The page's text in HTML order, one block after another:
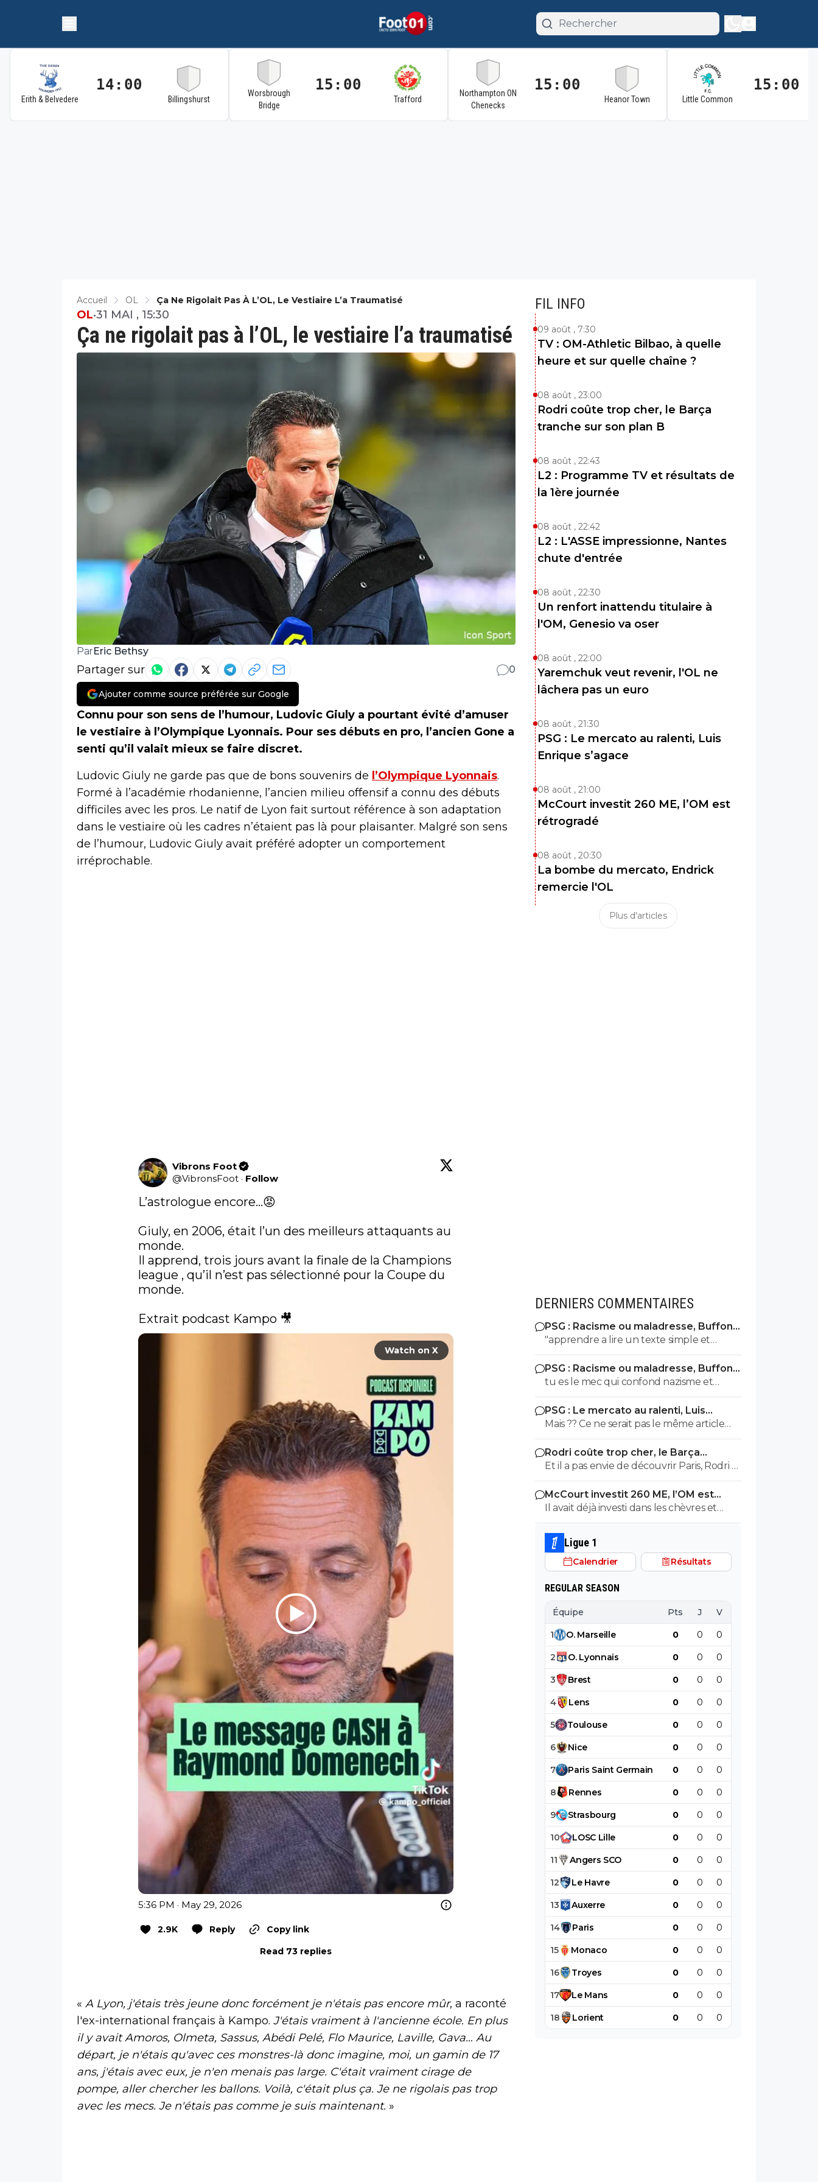
Erith & Belvedere
14:00
Billingshurst
Worsbrough
Bridge
15:00
Trafford
Northampton ON
Chenecks
15:00
Heanor Town Little Common
15:00
Accueil OL Ça Ne Rigolait Pas À L’OL, Le Vestiaire L’a Traumatisé
Ça ne rigolait pas à l’OL, le vestiaire l’a traumatisé
OL•31 MAI , 15:30
ParEric Bethsy
Partager sur 0
Ajouter comme source préférée sur Google
Connu pour son sens de l’humour, Ludovic Giuly a pourtant évité d’amuser
le vestiaire à l’Olympique Lyonnais. Pour ses débuts en pro, l’ancien Gone a
senti qu’il valait mieux se faire discret.
Ludovic Giuly ne garde pas que de bons souvenirs de l’Olympique Lyonnais.
Formé à l’académie rhodanienne, l’ancien milieu offensif a connu des débuts
difficiles avec les pros. Le natif de Lyon fait surtout référence à son adaptation
dans le vestiaire où les cadres n’étaient pas là pour plaisanter. Malgré son sens
de l’humour, Ludovic Giuly avait préféré adopter un comportement
irréprochable.
Vibrons Foot
@VibronsFoot · Follow
L’astrologue encore…😡
Giuly, en 2006, était l’un des meilleurs attaquants au
monde.
Il apprend, trois jours avant la finale de la Champions
league , qu’il n’est pas sélectionné pour la Coupe du
monde.
Extrait podcast Kampo 🎥
Watch on X
5:36 PM · May 29, 2026
2.9K Reply
Copy link
Read 73 replies
« A Lyon, j'étais très jeune donc forcément je n'étais pas encore mûr, a raconté
l'ex-international français à Kampo. J'étais vraiment à l'ancienne école. En plus
il y avait Amoros, Olmeta, Sassus, Abédi Pelé, Flo Maurice, Laville, Gava… Au
départ, je n'étais qu'avec ces monstres-là donc imagine, moi, un gamin de 17
ans, j'étais avec eux, je n'en menais pas large. C'était vraiment cirage de
pompe, aller chercher les ballons. Voilà, c'était plus ça. Je ne rigolais pas trop
avec les mecs. Je n'étais pas comme je suis maintenant. »
FIL INFO
09 août , 7:30
TV : OM-Athletic Bilbao, à quelle
heure et sur quelle chaîne ?
08 août , 23:00
Rodri coûte trop cher, le Barça
tranche sur son plan B
08 août , 22:43
L2 : Programme TV et résultats de
la 1ère journée
08 août , 22:42
L2 : L'ASSE impressionne, Nantes
chute d'entrée
08 août , 22:30
Un renfort inattendu titulaire à
l'OM, Genesio va oser
08 août , 22:00
Yaremchuk veut revenir, l'OL ne
lâchera pas un euro
08 août , 21:30
PSG : Le mercato au ralenti, Luis
Enrique s’agace
08 août , 21:00
McCourt investit 260 ME, l’OM est
rétrogradé
08 août , 20:30
La bombe du mercato, Endrick
remercie l'OL
Plus d'articles
DERNIERS COMMENTAIRES
PSG : Racisme ou maladresse, Buffon
écarte Suzuki
"apprendre a lire un texte simple et
surtout a le comprendre" dixit le mec qui
pensait que le nazisme c'etait en italie mdr
On sent le petit lfiste frustré ! va picoler
tes 8.6 le mongolien qui voit des fachos
partout tes parents t'ont fini à la pisse toi
c'est évident
PSG : Racisme ou maladresse, Buffon
écarte Suzuki
tu es le mec qui confond nazisme et
fascisme et pense que c'est la meme
chose mdr Tu m'auras bien fait rire à
prouver par toi meme que t'es un putain
d'ignare ! Retourne au collège apprendre
les lecons que tu as oublié petit bouffon
PSG : Le mercato au ralenti, Luis
Enrique s’agace
Mais ?? Ce ne serait pas le même article
que l'année dernière a la même
époque??!! 😂
Rodri coûte trop cher, le Barça
tranche sur son plan B
Et il a pas envie de découvrir Paris, Rodri ?
Ca le rapprochera de l'Espagne, c'est déjà
ca 😅
McCourt investit 260 ME, l’OM est
rétrogradé
Il avait déjà investi dans les chèvres et
maintenant, les cheveaux !
Ligue 1
Calendrier Résultats
REGULAR SEASON
Équipe Pts J V
1 O. Marseille 0 0 0
2 O. Lyonnais 0 0 0
3 Brest 0 0 0
4 Lens 0 0 0
5 Toulouse 0 0 0
6 Nice 0 0 0
7 Paris Saint Germain 0 0 0
8 Rennes 0 0 0
9 Strasbourg 0 0 0
10 LOSC Lille 0 0 0
11 Angers SCO 0 0 0
12 Le Havre 0 0 0
13 Auxerre 0 0 0
14 Paris 0 0 0
15 Monaco 0 0 0
16 Troyes 0 0 0
17 Le Mans 0 0 0
18 Lorient 0 0 0